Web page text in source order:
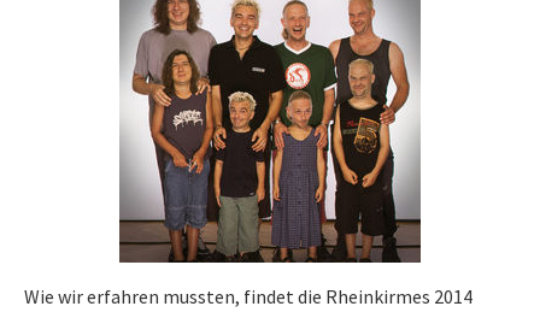
Wie wir erfahren mussten, findet die Rheinkirmes 2014